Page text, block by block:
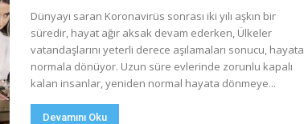
Dünyayı saran Koronavirüs sonrası iki yılı aşkın bir
süredir, hayat ağır aksak devam ederken, Ülkeler
vatandaşlarını yeterli derece aşılamaları sonucu, hayata
normala dönüyor. Uzun süre evlerinde zorunlu kapalı
kalan insanlar, yeniden normal hayata dönmeye...
Devamını Oku